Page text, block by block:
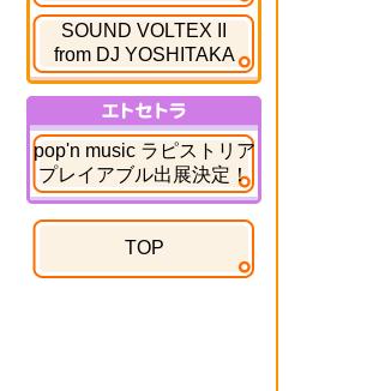
SOUND VOLTEX II
from DJ YOSHITAKA
エトセトラ
pop'n music ラピストリア
プレイアブル出展決定！
TOP